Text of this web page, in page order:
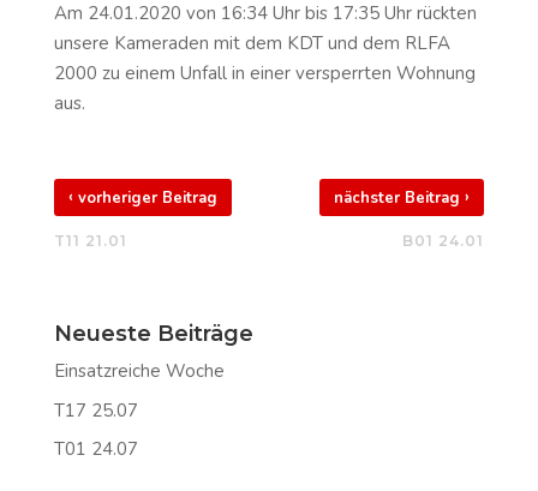
Am 24.01.2020 von 16:34 Uhr bis 17:35 Uhr rückten
unsere Kameraden mit dem KDT und dem RLFA
2000 zu einem Unfall in einer versperrten Wohnung
aus.
‹ vorheriger Beitrag
T11 21.01
nächster Beitrag›
B01 24.01
Neueste Beiträge
Einsatzreiche Woche
T17 25.07
T01 24.07